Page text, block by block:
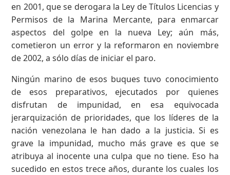
en 2001, que se derogara la Ley de Títulos Licencias y
Permisos de la Marina Mercante, para enmarcar
aspectos del golpe en la nueva Ley; aún más,
cometieron un error y la reformaron en noviembre
de 2002, a sólo días de iniciar el paro.
Ningún marino de esos buques tuvo conocimiento
de esos preparativos, ejecutados por quienes
disfrutan de impunidad, en esa equivocada
jerarquización de prioridades, que los líderes de la
nación venezolana le han dado a la justicia. Si es
grave la impunidad, mucho más grave es que se
atribuya al inocente una culpa que no tiene. Eso ha
sucedido en estos trece años, durante los cuales los